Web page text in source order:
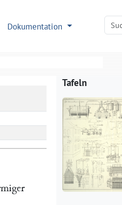
Dokumentation
Tafeln